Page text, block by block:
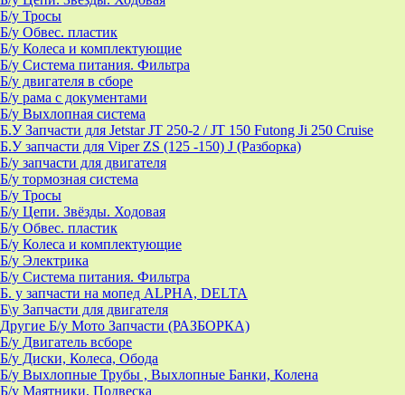
Б/у Тросы
Б/у Обвес. пластик
Б/у Колеса и комплектующие
Б/у Система питания. Фильтра
Б/у двигателя в сборе
Б/у рама с документами
Б/у Выхлопная система
Б.У Запчасти для Jetstar JT 250-2 / JT 150 Futong Ji 250 Cruise
Б.У запчасти для Viper ZS (125 -150) J (Разборка)
Б/у запчасти для двигателя
Б/у тормозная система
Б/у Тросы
Б/у Цепи. Звёзды. Ходовая
Б/у Обвес. пластик
Б/у Колеса и комплектующие
Б/у Электрика
Б/у Система питания. Фильтра
Б. у запчасти на мопед ALPHA, DELTA
Б\у Запчасти для двигателя
Другие Б/у Мото Запчасти (РАЗБОРКА)
Б/у Двигатель всборе
Б/у Диски, Колеса, Обода
Б/у Выхлопные Трубы , Выхлопные Банки, Колена
Б/у Маятники, Подвеска